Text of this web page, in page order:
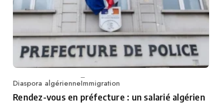
Category
Diaspora algérienneImmigration
Rendez-vous en préfecture : un salarié algérien